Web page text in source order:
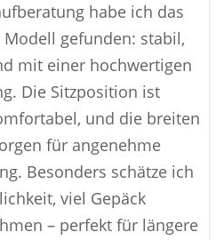
habe ich das
Modell gefunden: stabil,
mit einer hochwertigen
Die Sitzposition ist
und die breiten
für angenehme
Besonders schätze ich
viel Gepäck
– perfekt für längere